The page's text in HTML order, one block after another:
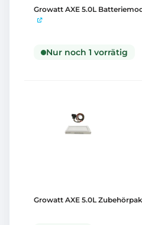
Growatt AXE 5.0L
Nur noch 1 vorrätig
Growatt AXE 5.0L